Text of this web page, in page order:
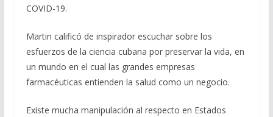
COVID-19.
Martin calificó de inspirador escuchar sobre los
esfuerzos de la ciencia cubana por preservar la vida, en
un mundo en el cual las grandes empresas
farmacéuticas entienden la salud como un negocio.
Existe mucha manipulación al respecto en Estados